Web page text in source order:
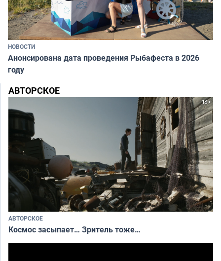
НОВОСТИ
Анонсирована дата проведения Рыбафеста в 2026
году
АВТОРСКОЕ
АВТОРСКОЕ
Космос засыпает… Зритель тоже…